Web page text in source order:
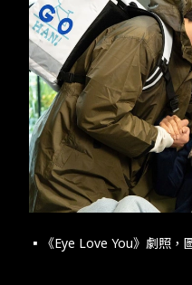
▪︎《Eye Love You​》劇照，